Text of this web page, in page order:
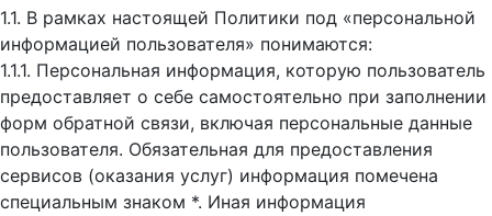
1.1. В рамках настоящей Политики под «персональной
информацией пользователя» понимаются:
1.1.1. Персональная информация, которую пользователь
предоставляет о себе самостоятельно при заполнении
форм обратной связи, включая персональные данные
пользователя. Обязательная для предоставления
сервисов (оказания услуг) информация помечена
специальным знаком *. Иная информация